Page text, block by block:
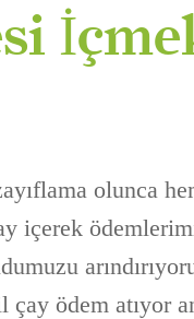
olunca
içerek
çay ödem atıyor